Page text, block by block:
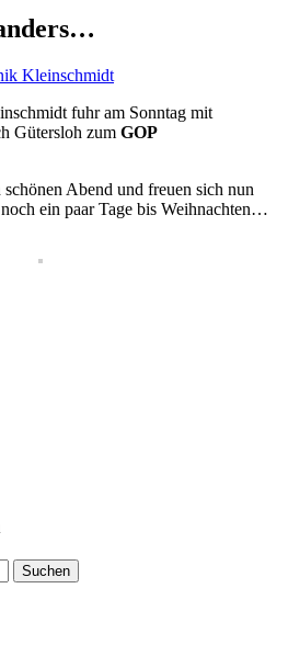
Kleinschmidt
fuhr am Sonntag mit
Gütersloh zum GOP
Abend und freuen sich nun
ein paar Tage bis Weihnachten…